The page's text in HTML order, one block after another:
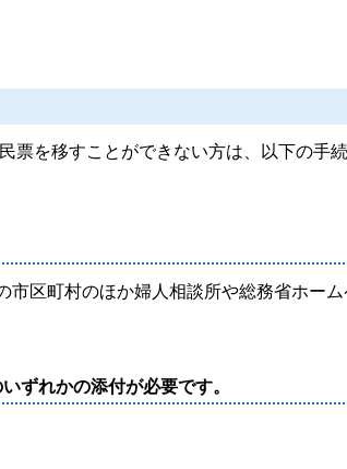
を移すことができない方は、以下の手
区町村のほか婦人相談所や総務省ホーム
ずれかの添付が必要です。